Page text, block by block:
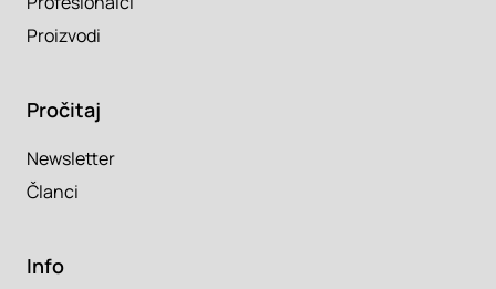
Proizvodi
Pročitaj
Newsletter
Članci
Info